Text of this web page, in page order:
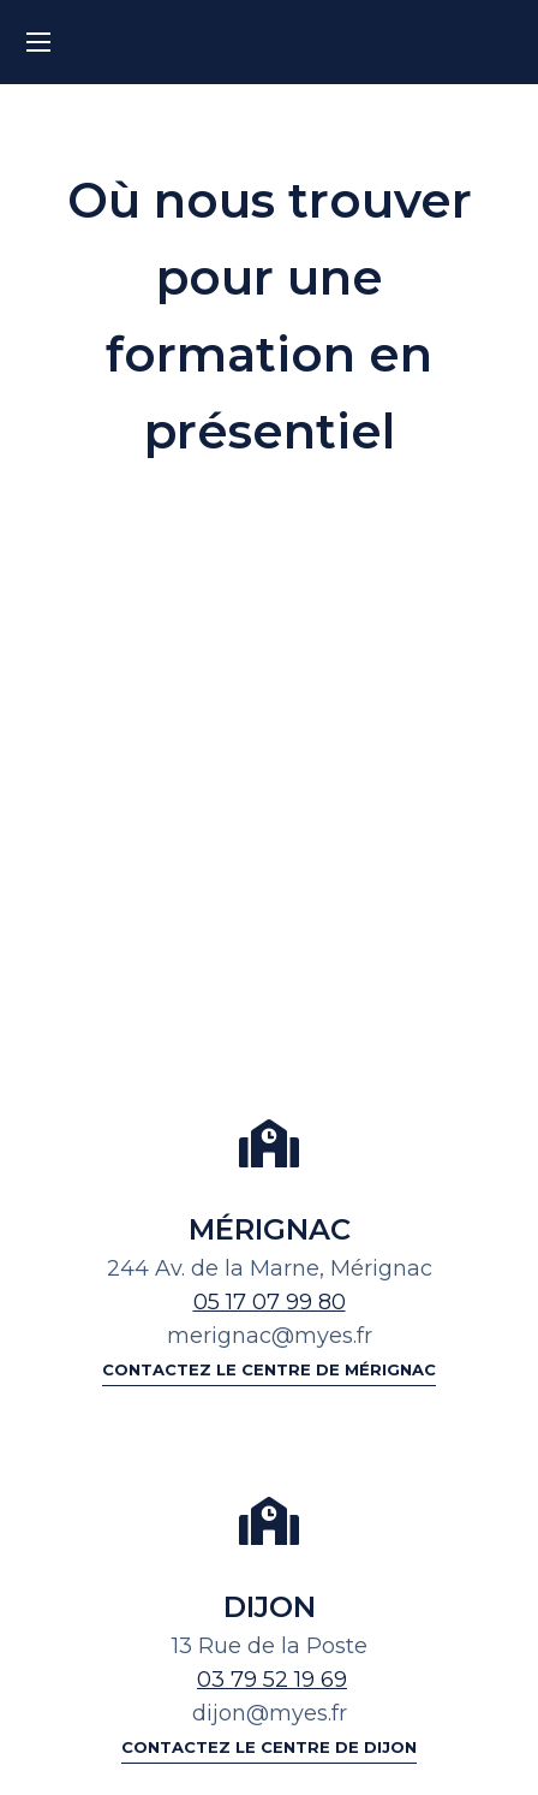
Où nous trouver
pour une
formation en
présentiel
MÉRIGNAC
244 Av. de la Marne, Mérignac
05 17 07 99 80
merignac@myes.fr
CONTACTEZ LE CENTRE DE MÉRIGNAC
DIJON
13 Rue de la Poste
03 79 52 19 69
dijon@myes.fr
CONTACTEZ LE CENTRE DE DIJON